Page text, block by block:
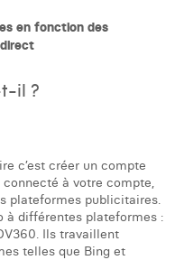
en fonction des
il ?
c’est créer un compte
connecté à votre compte,
plateformes publicitaires.
à différentes plateformes :
Ils travaillent
telles que Bing et